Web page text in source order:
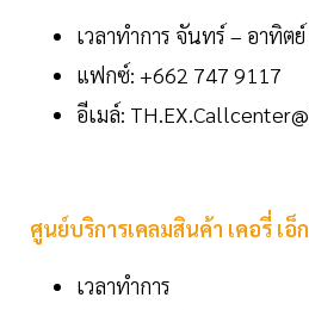
เวลาทำการ จันทร์ – อาทิต
แฟกซ์: +662 747 9117
อีเมล์:
ศูนย์บริการเคลมสินค้า เคอรี่ เอ็
เวลาทำการ